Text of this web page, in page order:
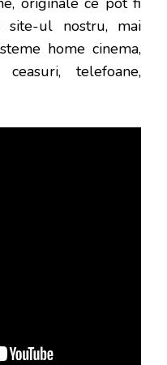
site-ul nostru, mai
home cinema,
ceasuri, telefoane,